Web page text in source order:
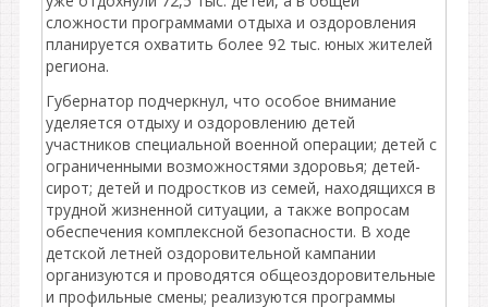
сложности программами отдыха и оздоровления
планируется охватить более 92 тыс. юных жителей
региона.
Губернатор подчеркнул, что особое внимание
уделяется отдыху и оздоровлению детей
участников специальной военной операции; детей с
ограниченными возможностями здоровья; детей-
сирот; детей и подростков из семей, находящихся в
трудной жизненной ситуации, а также вопросам
обеспечения комплексной безопасности. В ходе
детской летней оздоровительной кампании
организуются и проводятся общеоздоровительные
и профильные смены; реализуются программы